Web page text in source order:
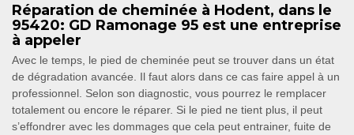
Réparation de cheminée à Hodent, dans le
95420: GD Ramonage 95 est une entreprise
à appeler
Avec le temps, le pied de cheminée peut se trouver dans un état
de dégradation avancée. Il faut alors dans ce cas faire appel à un
professionnel. Selon son diagnostic, vous pourrez le remplacer
totalement ou encore le réparer. Si le pied ne tient plus, il peut
s’effondrer avec les dommages que cela peut entrainer, fuite de